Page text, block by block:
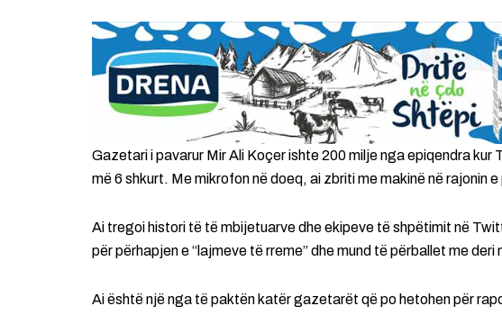
Gazetari i pavarur Mir Ali Koçer ishte 200 milje nga epiqendra
më 6 shkurt. Me mikrofon në doeq, ai zbriti me makinë në rajonin
Ai tregoi histori të të mbijetuarve dhe ekipeve të shpëtimit në
për përhapjen e “lajmeve të rreme” dhe mund të përballet me deri
Ai është një nga të paktën katër gazetarët që po hetohen për